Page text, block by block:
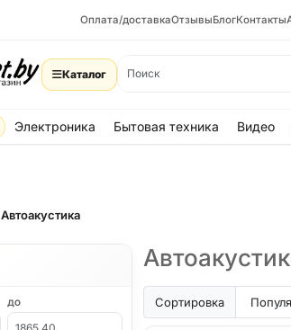
Оплата/доставкаОтзывыБлогКонтакты
Каталог
Электроника Бытовая техника Видео
Автоакустика
ДО Сортировка